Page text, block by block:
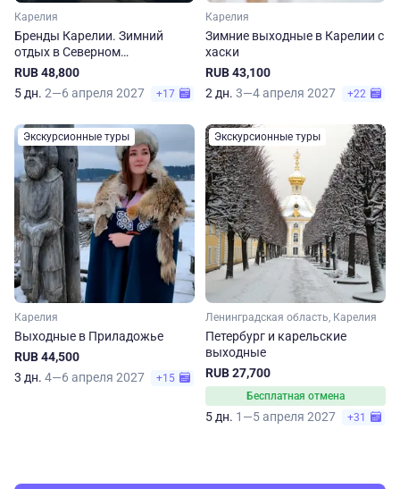
Карелия
Бренды Карелии. Зимний
отдых в Северном
Приладожье
RUB 48,800
5 дн. 2—6 апреля 2027 +17
Карелия
Зимние выходные в Карелии с
хаски
RUB 43,100
2 дн. 3—4 апреля 2027 +22
Экскурсионные туры
Карелия
Выходные в Приладожье
RUB 44,500
3 дн. 4—6 апреля 2027 +15
Экскурсионные туры
Ленинградская область, Карелия
Петербург и карельские
выходные
RUB 27,700
Бесплатная отмена
5 дн. 1—5 апреля 2027 +31